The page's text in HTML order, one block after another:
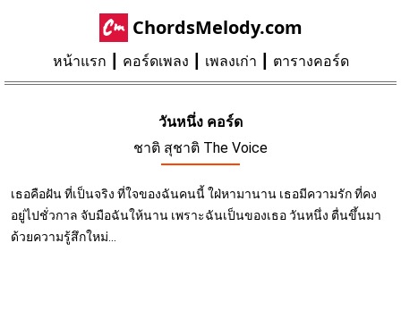
ChordsMelody.com
หน้าแรก คอร์ดเพลง เพลงเก่า ตารางคอร์ด
วันหนึ่ง คอร์ด
ชาติ สุชาติ The Voice
เธอคือฝัน ที่เป็นจริง ที่ใจของฉันคนนี้ ใฝ่หามานาน เธอมีความรัก ที่คง
อยู่ไปชั่วกาล จับมือฉันให้นาน เพราะฉันเป็นของเธอ วันหนึ่ง ตื่นขึ้นมา
ด้วยความรู้สึกใหม่...